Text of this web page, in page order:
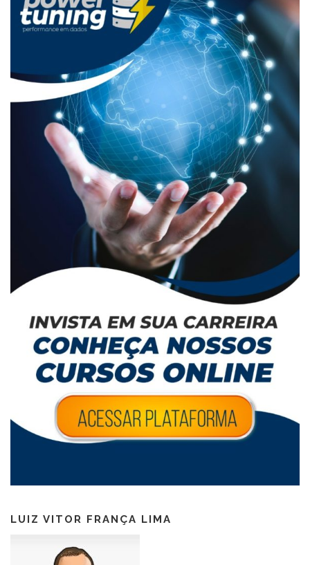
LUIZ VITOR FRANÇA LIMA